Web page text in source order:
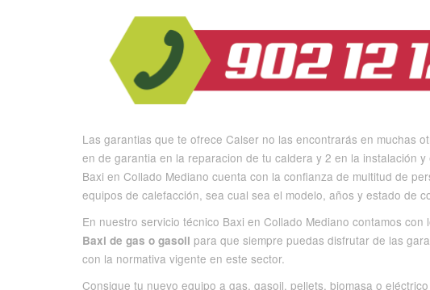
Las garantias que te ofrece Calser no las encontrarás en muchas
en de garantia en la reparacion de tu caldera y 2 en la instalación
Baxi en Collado Mediano cuenta con la confianza de multitud de
equipos de calefacción, sea cual sea el modelo, años y estado de
En nuestro servicio técnico Baxi en Collado Mediano contamos con
Baxi de gas o gasoil para que siempre puedas disfrutar de las
con la normativa vigente en este sector.
Consigue tu nuevo equipo a gas, gasoil, pellets, biomasa o